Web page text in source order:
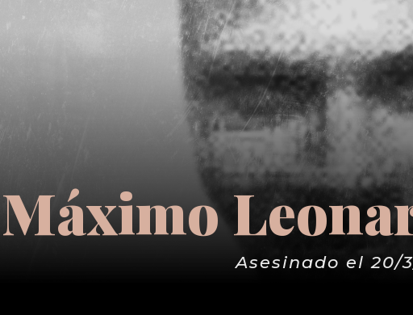
Máximo
Asesinado el 20/